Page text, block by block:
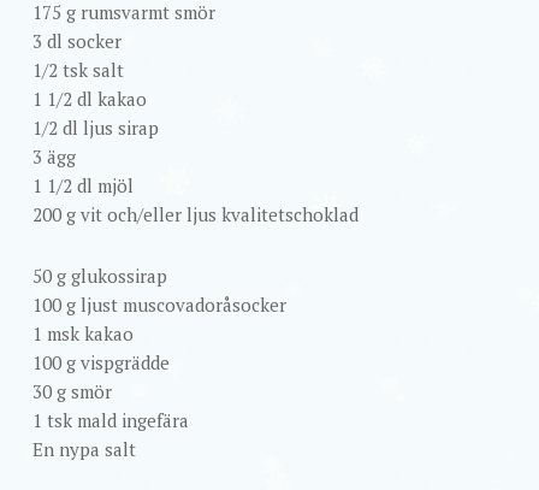
175 g rumsvarmt smör
3 dl socker
1/2 tsk salt
1 1/2 dl kakao
1/2 dl ljus sirap
3 ägg
1 1/2 dl mjöl
200 g vit och/eller ljus kvalitetschoklad
50 g glukossirap
100 g ljust muscovadoråsocker
1 msk kakao
100 g vispgrädde
30 g smör
1 tsk mald ingefära
En nypa salt